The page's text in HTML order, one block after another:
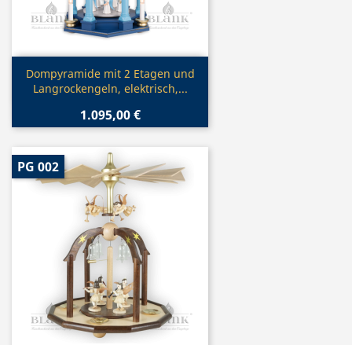
Vorschau
Dompyramide mit 2 Etagen und
Langrockengeln, elektrisch,...
1.095,00 €
PG 002